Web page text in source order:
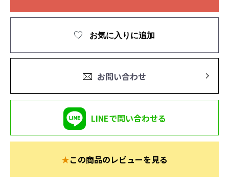
お気に入りに追加
お問い合わせ
LINEで問い合わせる
★この商品のレビューを見る